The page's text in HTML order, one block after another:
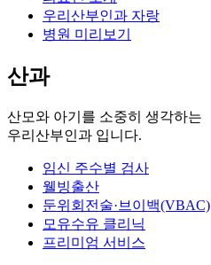
우리산부인과 자랑
병원 미리보기
산과
산모와 아기를 소중히 생각하는
우리산부인과 입니다.
임신 주수별 검사
웰빙출산
둔위회전술·브이백(VBAC)
모유수유 클리닉
프리미엄 서비스